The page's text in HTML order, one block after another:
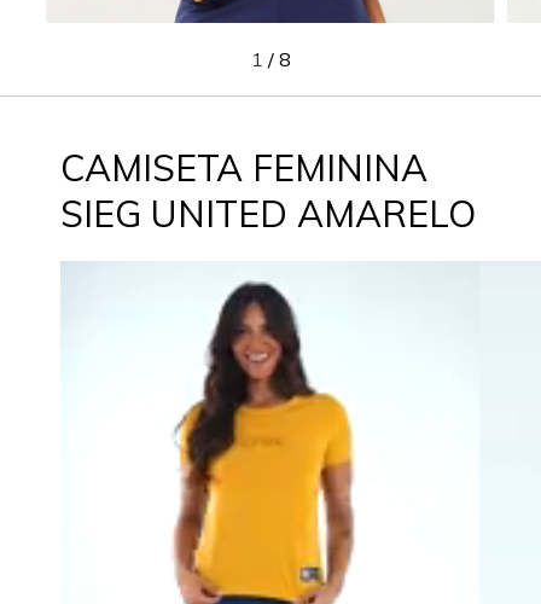
1 / 8
CAMISETA FEMININA
SIEG UNITED AMARELO